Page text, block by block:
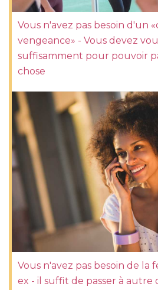
Vous n'avez pas besoin d'un
vengeance» - Vous devez
suffisamment pour pouvoir
chose
Vous n'avez pas besoin de
ex - il suffit de passer à autre